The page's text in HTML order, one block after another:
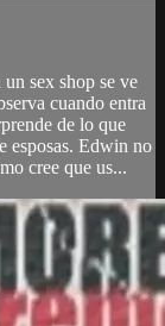
sex shop se ve
cuando entra
de lo que
esposas. Edwin no
cree que us...